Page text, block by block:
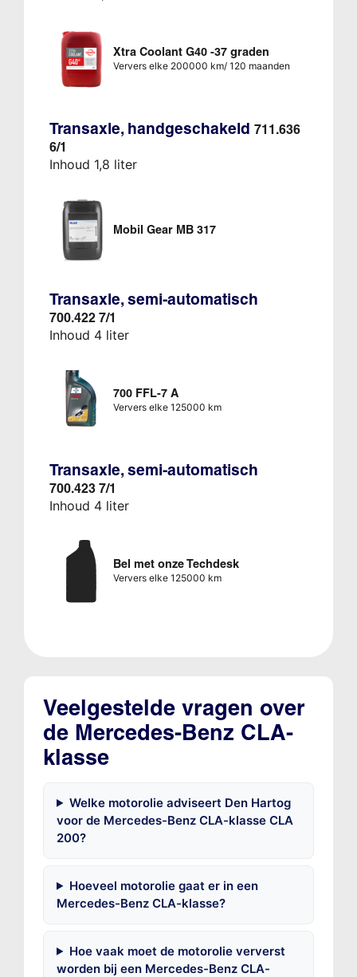
Xtra Coolant G40 -37 graden
Ververs elke 200000 km/ 120 maanden
Transaxle, handgeschakeld 711.636
6/1
Inhoud 1,8 liter
Mobil Gear MB 317
Transaxle, semi-automatisch
700.422 7/1
Inhoud 4 liter
700 FFL-7 A
Ververs elke 125000 km
Transaxle, semi-automatisch
700.423 7/1
Inhoud 4 liter
Bel met onze Techdesk
Ververs elke 125000 km
Veelgestelde vragen over
de Mercedes-Benz CLA-
klasse
Welke motorolie adviseert Den Hartog
voor de Mercedes-Benz CLA-klasse CLA
200?
Hoeveel motorolie gaat er in een
Mercedes-Benz CLA-klasse?
Hoe vaak moet de motorolie ververst
worden bij een Mercedes-Benz CLA-